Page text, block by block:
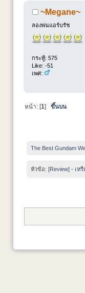
~Megane~
ลองพ่นแอร์บรัช
กระทู้: 575
Like: -51
เพศ:
หน้า: [1] ขึ้นบน
The Best Gundam
หัวข้อ: [Review] - เห